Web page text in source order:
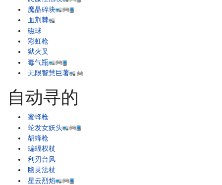
魔晶碎块
血荆棘
磁球
彩虹枪
狱火叉
毒气瓶
无限智慧巨著
自动寻的
蜜蜂枪
蛇发女妖头
胡蜂枪
蝙蝠权杖
利刃台风
幽灵法杖
星云烈焰